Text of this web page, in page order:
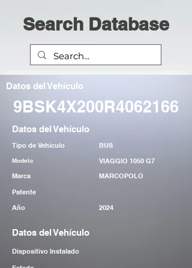
Search Database
Datos del Vehículo
9BSK4X200R4062166
Datos del Vehículo
Tipo de Vehiculo BUS
Modelo
VIAGGIO 1050 G7
Marca
MARCOPOLO
Patente
Año
2024
Datos del Vehículo
Dispositivo Instalado